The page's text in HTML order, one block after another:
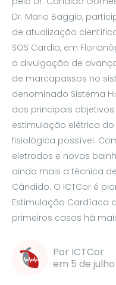
Dr. Mario Baggio,
de atualização
SOS Cardio, em
a divulgação de
de marcapassos no
denominado Sistema
dos principais
estimulação elétrica
fisiológica possível.
eletrodos e novas
ainda mais a técnica
Cândido. O ICTCor é
Estimulação Cardíaca
primeiros casos há
Por ICTCor
em 5 de